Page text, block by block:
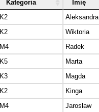
Kategoria Imię
K2 Aleksandra
K2 Wiktoria
M4 Radek
K5 Marta
K3 Magda
K2 Kinga
M4 Jarosław